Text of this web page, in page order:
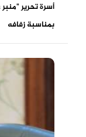
أسرة تحرير
بمناسبة زفافه